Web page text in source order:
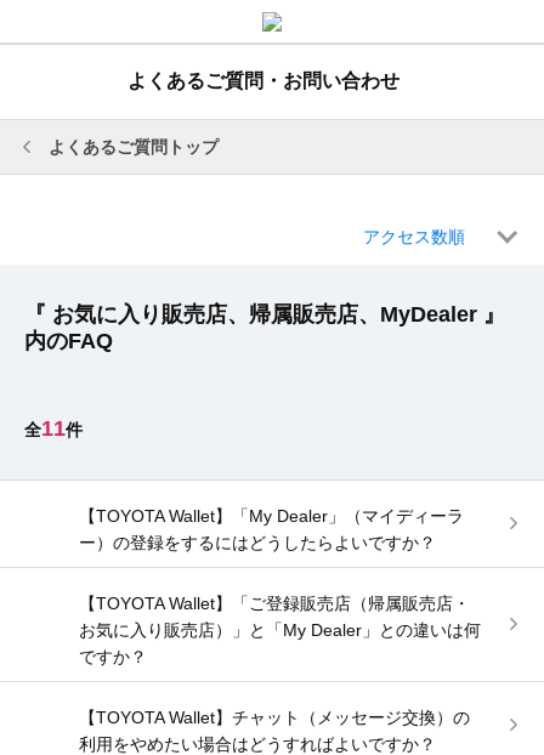
よくあるご質問・お問い合わせ
よくあるご質問トップ
アクセス数順
『 お気に入り販売店、帰属販売店、MyDealer 』
内のFAQ
11
【TOYOTA Wallet】「My Dealer」（マイディーラ
ー）の登録をするにはどうしたらよいですか？
【TOYOTA Wallet】「ご登録販売店（帰属販売店・
お気に入り販売店）」と「My Dealer」との違いは何
ですか？
【TOYOTA Wallet】チャット（メッセージ交換）の
利用をやめたい場合はどうすればよいですか？